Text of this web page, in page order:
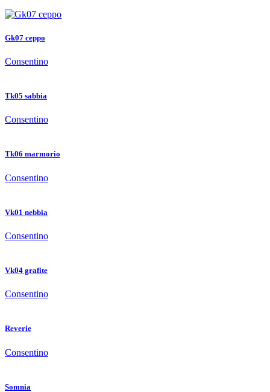
Gk07 ceppo
Consentino
Tk05 sabbia
Consentino
Tk06 marmorio
Consentino
Vk01 nebbia
Consentino
Vk04 grafite
Consentino
Reverie
Consentino
Somnia